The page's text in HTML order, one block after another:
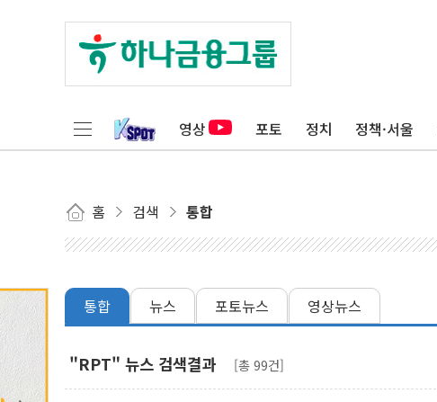
영상 포토 정치 정책·서울
홈 검색 통합
통합 뉴스 포토뉴스 영상뉴스
"RPT" 뉴스 검색결과 [총 99건]